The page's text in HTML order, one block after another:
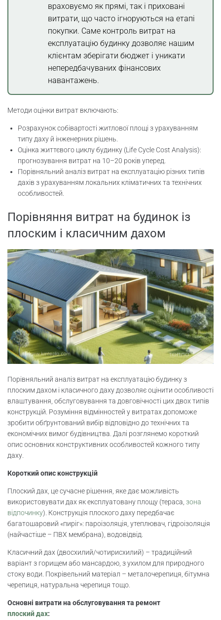
враховуємо як прямі, так і приховані
витрати, що часто ігноруються на етапі
покупки. Саме контроль витрат на
експлуатацію будинку дозволяє нашим
клієнтам зберігати бюджет і уникати
непередбачуваних фінансових
навантажень.
Методи оцінки витрат включають:
Розрахунок собівартості житлової площі з урахуванням
типу даху й інженерних рішень.
Оцінка життєвого циклу будинку (Life Cycle Cost Analysis):
прогнозування витрат на 10–20 років уперед.
Порівняльний аналіз витрат на експлуатацію різних типів
дахів з урахуванням локальних кліматичних та технічних
особливостей.
Порівняння витрат на будинок із
плоским і класичним дахом
Порівняльний аналіз витрат на експлуатацію будинку з
плоским дахом і класичного даху дозволяє оцінити особливості
влаштування, обслуговування та довговічності цих двох типів
конструкцій. Розуміння відмінностей у витратах допоможе
зробити обґрунтований вибір відповідно до технічних та
економічних вимог будівництва. Далі розглянемо короткий
опис основних конструктивних особливостей кожного типу
даху.
Короткий опис конструкцій
Плоский дах, це сучасне рішення, яке дає можливість
використовувати дах як експлуатовану площу (тераса, зона
відпочинку). Конструкція плоского даху передбачає
багатошаровий «пиріг»: пароізоляція, утеплювач, гідроізоляція
(найчастіше – ПВХ мембрана), водовідвід.
Класичний дах (двосхилий/чотирисхилий) – традиційний
варіант з горищем або мансардою, з ухилом для природного
стоку води. Покрівельний матеріал – металочерепиця, бітумна
черепиця, натуральна черепиця тощо.
Основні витрати на обслуговування та ремонт
плоский дах: